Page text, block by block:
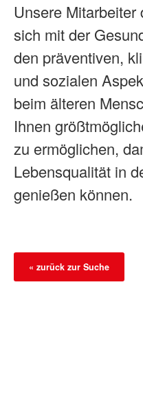
Unsere Mitarbeiter
sich mit der
den präventiven,
und sozialen
beim älteren
Ihnen
zu ermöglichen,
Lebensqualität in
genießen können.
« zurück zur Suche